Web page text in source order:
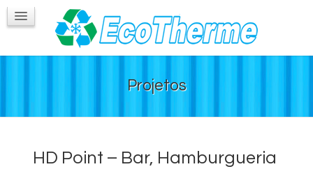
Guindastes e Caminhões
Contatos
Projetos
HD Point – Bar, Hamburgueria